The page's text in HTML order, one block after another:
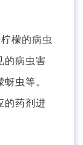
檬的病虫
的病虫害
虫等。
的药剂进